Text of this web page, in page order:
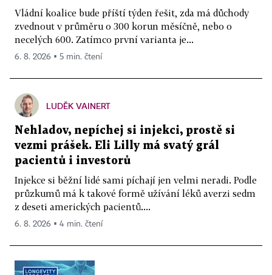
Vládní koalice bude příští týden řešit, zda má důchody
zvednout v průměru o 300 korun měsíčně, nebo o
necelých 600. Zatímco první varianta je...
6. 8. 2026 ▪ 5 min. čtení
LUDĚK VAINERT
Nehladov, nepíchej si injekci, prostě si
vezmi prášek. Eli Lilly má svatý grál
pacientů i investorů
Injekce si běžní lidé sami píchají jen velmi neradi. Podle
průzkumů má k takové formě užívání léků averzi sedm
z deseti amerických pacientů....
6. 8. 2026 ▪ 4 min. čtení